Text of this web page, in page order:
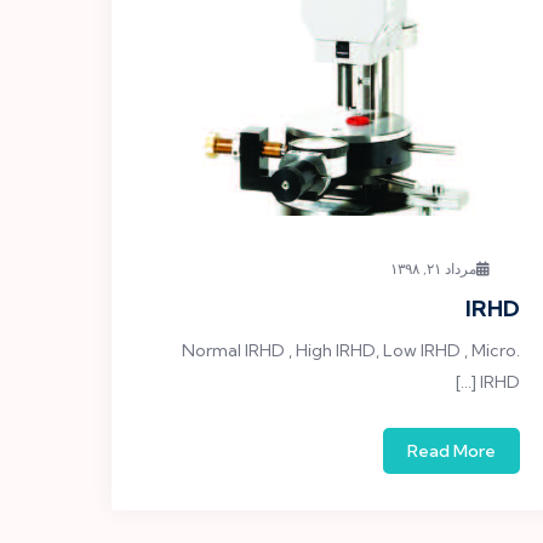
مرداد ۲۱, ۱۳۹۸
IRHD
.Normal IRHD , High IRHD, Low IRHD , Micro
IRHD […]
Read More